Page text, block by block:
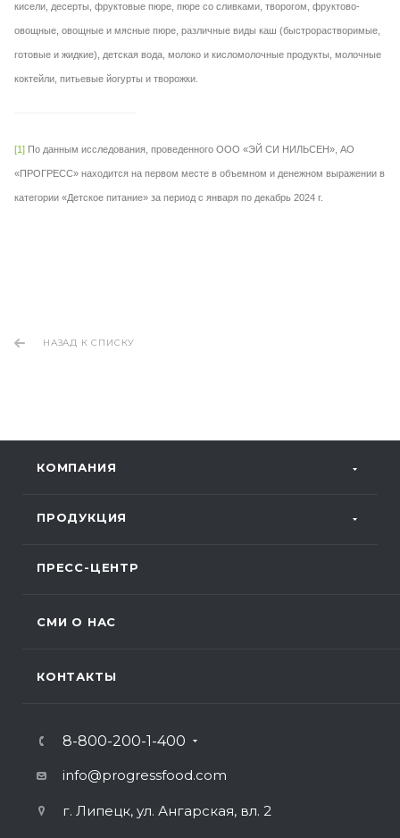
кисели, десерты, фруктовые пюре, пюре со сливками, творогом, фруктово-
овощные, овощные и мясные пюре, различные виды каш (быстрорастворимые,
готовые и жидкие), детская вода, молоко и кисломолочные продукты, молочные
коктейли, питьевые йогурты и творожки.
[1] По данным исследования, проведенного ООО «ЭЙ СИ НИЛЬСЕН», АО
«ПРОГРЕСС» находится на первом месте в объемном и денежном выражении в
категории «Детское питание» за период с января по декабрь 2024 г.
НАЗАД К СПИСКУ
КОМПАНИЯ
ПРОДУКЦИЯ
ПРЕСС-ЦЕНТР
СМИ О НАС
КОНТАКТЫ
8-800-200-1-400
info@progressfood.com
г. Липецк, ул. Ангарская, вл. 2